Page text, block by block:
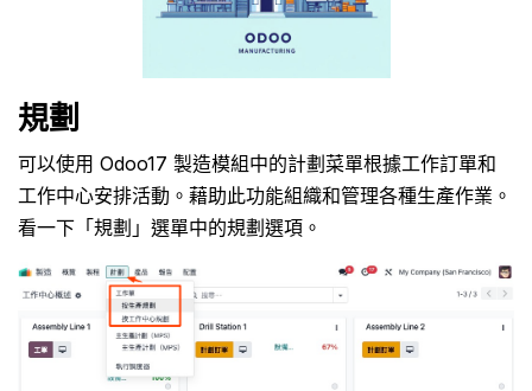
規劃
可以使用 Odoo17 製造模組中的計劃菜單根據工作訂單和
工作中心安排活動。藉助此功能組織和管理各種生產作業。
看一下「規劃」選單中的規劃選項。